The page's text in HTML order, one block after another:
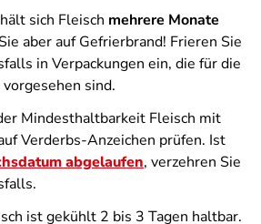
hält sich Fleisch mehrere Monate
aber auf Gefrierbrand! Frieren Sie
in Verpackungen ein, die für die
sind.
Mindesthaltbarkeit Fleisch mit
Verderbs-Anzeichen prüfen. Ist
abgelaufen, verzehren Sie
ist gekühlt 2 bis 3 Tagen haltbar.